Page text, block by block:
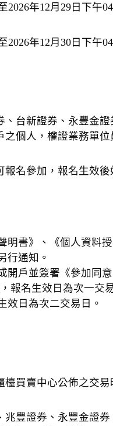
2026年12月29日下午
2026年12月30日下午
、台新證券、永豐金
個人，權證業務單
名參加，報名生效
明書》、《個人資料
行通知。
開戶並簽署《參加同
報名生效日為次一交
效日為次二交易日。
買賣中心公佈之交易
兆豐證券、永豐金證